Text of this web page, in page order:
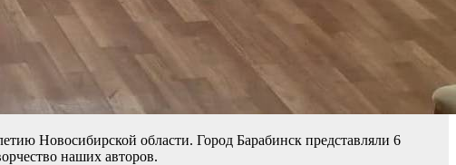
Новосибирской области. Город Барабинск представляли 6
наших авторов.